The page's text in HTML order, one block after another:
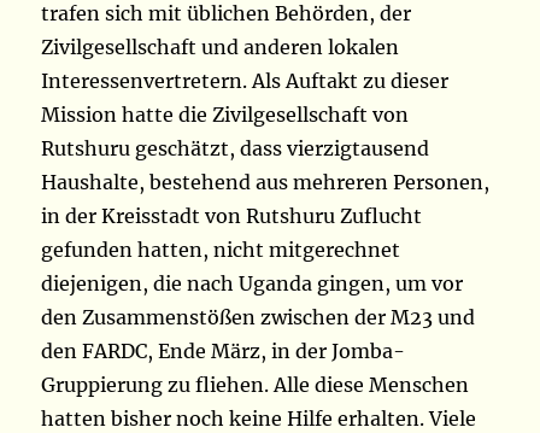
trafen sich mit üblichen Behörden, der
Zivilgesellschaft und anderen lokalen
Interessenvertretern. Als Auftakt zu dieser
Mission hatte die Zivilgesellschaft von
Rutshuru geschätzt, dass vierzigtausend
Haushalte, bestehend aus mehreren Personen,
in der Kreisstadt von Rutshuru Zuflucht
gefunden hatten, nicht mitgerechnet
diejenigen, die nach Uganda gingen, um vor
den Zusammenstößen zwischen der M23 und
den FARDC, Ende März, in der Jomba-
Gruppierung zu fliehen. Alle diese Menschen
hatten bisher noch keine Hilfe erhalten. Viele